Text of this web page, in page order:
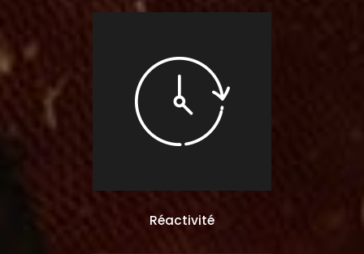
Réactivité